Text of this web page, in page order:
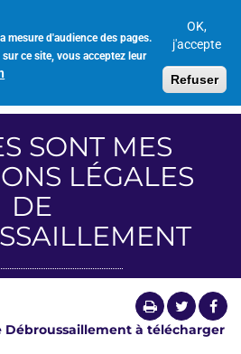
mesure d'audience des pages.
ce site, vous acceptez leur
OK,
j'accepte
Refuser
SONT MES
LÉGALES
DE
Débroussaillement à télécharger